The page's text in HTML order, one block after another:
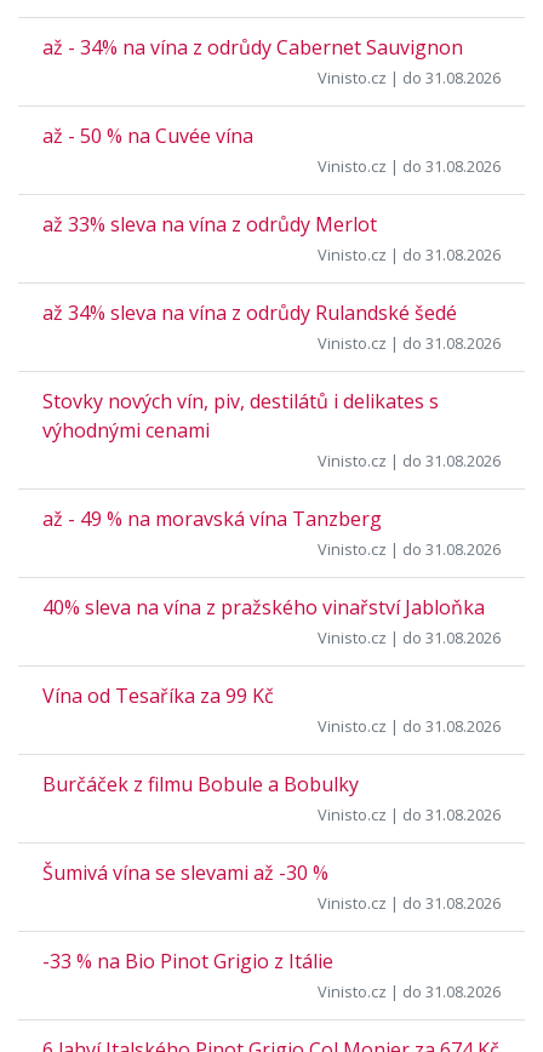
až - 34% na vína z odrůdy Cabernet Sauvignon
Vinisto.cz | do 31.08.2026
až - 50 % na Cuvée vína
Vinisto.cz | do 31.08.2026
až 33% sleva na vína z odrůdy Merlot
Vinisto.cz | do 31.08.2026
až 34% sleva na vína z odrůdy Rulandské šedé
Vinisto.cz | do 31.08.2026
Stovky nových vín, piv, destilátů i delikates s
výhodnými cenami
Vinisto.cz | do 31.08.2026
až - 49 % na moravská vína Tanzberg
Vinisto.cz | do 31.08.2026
40% sleva na vína z pražského vinařství Jabloňka
Vinisto.cz | do 31.08.2026
Vína od Tesaříka za 99 Kč
Vinisto.cz | do 31.08.2026
Burčáček z filmu Bobule a Bobulky
Vinisto.cz | do 31.08.2026
Šumivá vína se slevami až -30 %
Vinisto.cz | do 31.08.2026
-33 % na Bio Pinot Grigio z Itálie
Vinisto.cz | do 31.08.2026